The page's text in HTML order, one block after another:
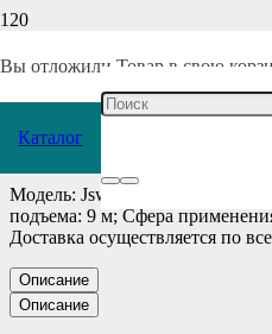
Вы отложили Товар в свою
Каталог
Самовсасывающие/
Насос
Модель: Jsw 3BM;
подъема: 9 м; Сфера
Доставка осуществляется по
Описание
Описание